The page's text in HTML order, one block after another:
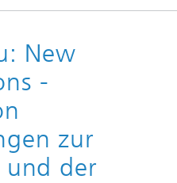
New
-
zur
und der